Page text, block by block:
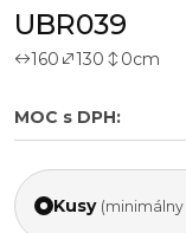
UBR039
160 130 0cm
MOC s DPH:
Kusy (minimálny